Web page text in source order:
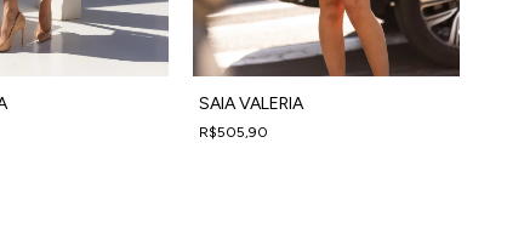
SAIA VALERIA
R$505,90